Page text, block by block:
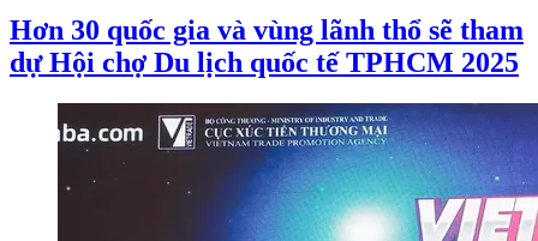
Hơn 30 quốc gia và vùng lãnh thổ sẽ tham
dự Hội chợ Du lịch quốc tế TPHCM 2025